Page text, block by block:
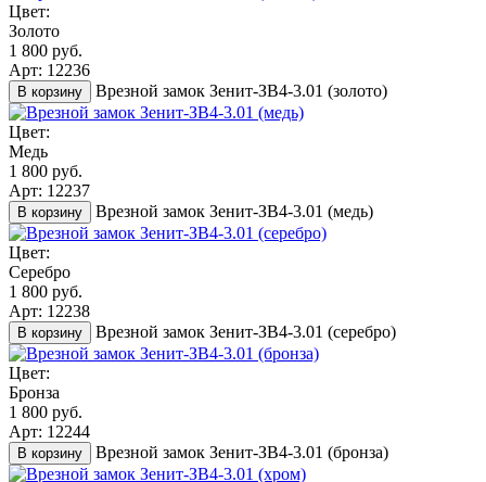
Цвет:
Золото
1 800 руб.
Арт: 12236
В корзину Врезной замок Зенит-ЗВ4-3.01 (золото)
Цвет:
Медь
1 800 руб.
Арт: 12237
В корзину Врезной замок Зенит-ЗВ4-3.01 (медь)
Цвет:
Серебро
1 800 руб.
Арт: 12238
В корзину Врезной замок Зенит-ЗВ4-3.01 (серебро)
Цвет:
Бронза
1 800 руб.
Арт: 12244
В корзину Врезной замок Зенит-ЗВ4-3.01 (бронза)